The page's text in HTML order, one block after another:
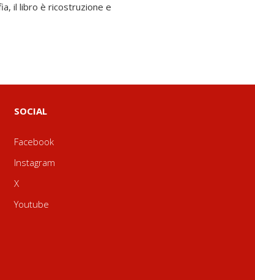
SOCIAL
Facebook
Instagram
X
Youtube